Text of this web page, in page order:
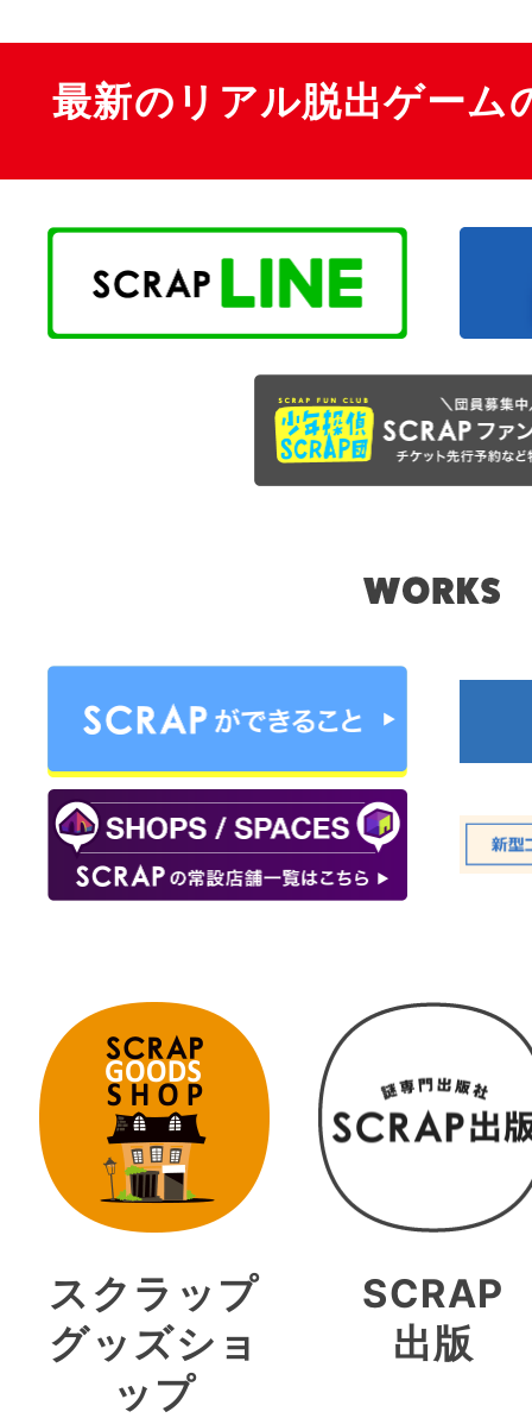
最新のリアル脱出ゲーム
スクラップ
グッズショ
ップ
SCRAP
出版